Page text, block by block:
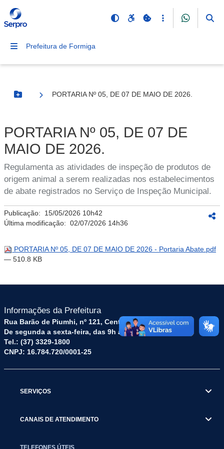
Prefeitura de Formiga
Botão Menu
PORTARIA Nº 05, DE 07 DE MAIO DE 2026.
PORTARIA Nº 05, DE 07 DE
MAIO DE 2026.
Regulamenta as atividades de inspeção de produtos de
origem animal a serem realizadas nos estabelecimentos
de abate registrados no Serviço de Inspeção Municipal.
Publicação: 15/05/2026 10h42
Última modificação: 02/07/2026 14h36
PORTARIA Nº 05, DE 07 DE MAIO DE 2026 - Portaria Abate.pdf
— 510.8 KB
Informações da Prefeitura
Rua Barão de Piumhi, nº 121, Centro – CEP: 35570-128
De segunda a sexta-feira, das 9h às 16h
Tel.: (37) 3329-1800
CNPJ: 16.784.720/0001-25
SERVIÇOS
CANAIS DE ATENDIMENTO
TELEFONES ÚTEIS